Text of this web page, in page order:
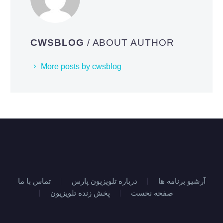
CWSBLOG / ABOUT AUTHOR
More posts by cwsblog
تماس با ما درباره تلویزیون پارس
آرشیو برنامه ها
پخش زنده تلویزیون
صفحه نخست